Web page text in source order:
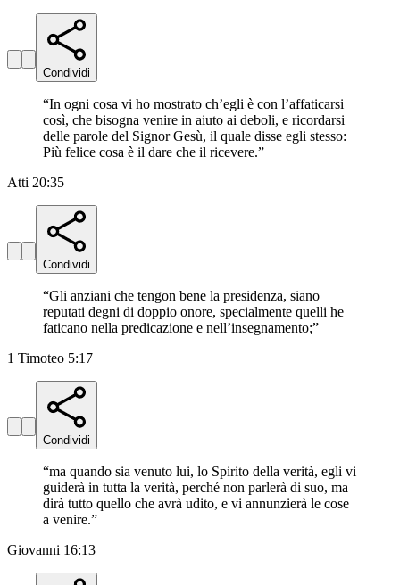
Condividi
“In ogni cosa vi ho mostrato ch’egli è con l’affaticarsi
così, che bisogna venire in aiuto ai deboli, e ricordarsi
delle parole del Signor Gesù, il quale disse egli stesso:
Più felice cosa è il dare che il ricevere.”
Atti 20:35
Condividi
“Gli anziani che tengon bene la presidenza, siano
reputati degni di doppio onore, specialmente quelli he
faticano nella predicazione e nell’insegnamento;”
1 Timoteo 5:17
Condividi
“ma quando sia venuto lui, lo Spirito della verità, egli vi
guiderà in tutta la verità, perché non parlerà di suo, ma
dirà tutto quello che avrà udito, e vi annunzierà le cose
a venire.”
Giovanni 16:13